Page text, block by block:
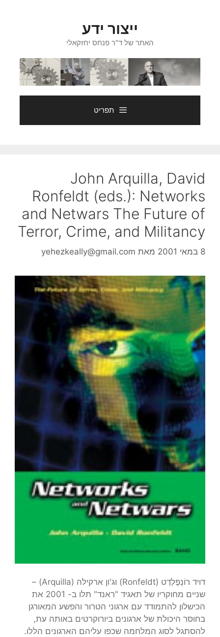
ייצור ידע
האתר של ד"ר פנחס יחזקאלי
תפריט
John Arquilla, David
Ronfeldt (eds.): Networks
and Netwars The Future of
Terror, Crime, and Militancy
8 במאי 2001 מאת yehezkeally@gmail.com
דויד רוֹנְפֶלְדְט (Ronfeldt) וג'ון ארקילה (Arquilla) –
שניים מחוקריו של תאגיד "ראנד" תלו ב- 2001 את
הכישלון להתמודד עם ארגוני הטרור והפשע המאורגן
בחוסר היכולת של ארגונים ביורוקרטים באותה עת,
להסתגל לסוג המלחמה שכפו עליהם הארגונים הללו.